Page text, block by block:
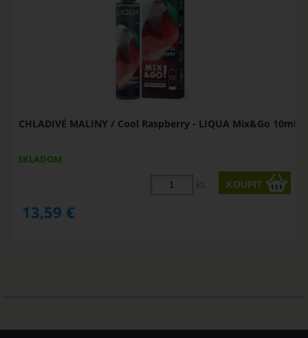
CHLADIVÉ MALINY / Cool Raspberry - LIQUA Mix&Go 10ml
SKLADOM
ks
13,59 €